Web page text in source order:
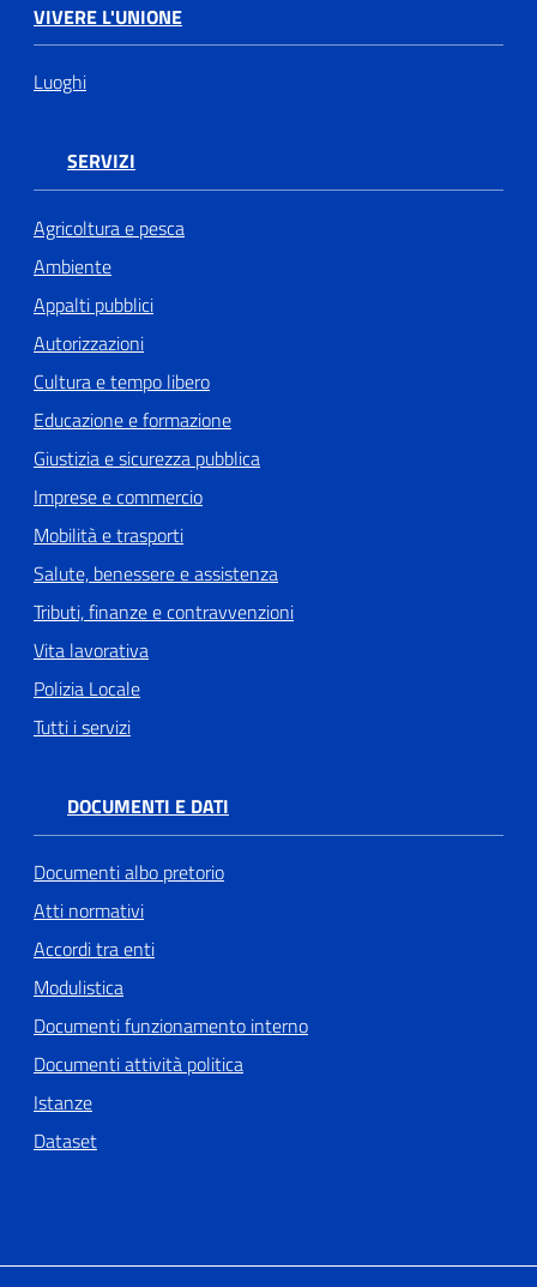
VIVERE L'UNIONE
Luoghi
SERVIZI
Agricoltura e pesca
Ambiente
Appalti pubblici
Autorizzazioni
Cultura e tempo libero
Educazione e formazione
Giustizia e sicurezza pubblica
Imprese e commercio
Mobilità e trasporti
Salute, benessere e assistenza
Tributi, finanze e contravvenzioni
Vita lavorativa
Polizia Locale
Tutti i servizi
DOCUMENTI E DATI
Documenti albo pretorio
Atti normativi
Accordi tra enti
Modulistica
Documenti funzionamento interno
Documenti attività politica
Istanze
Dataset